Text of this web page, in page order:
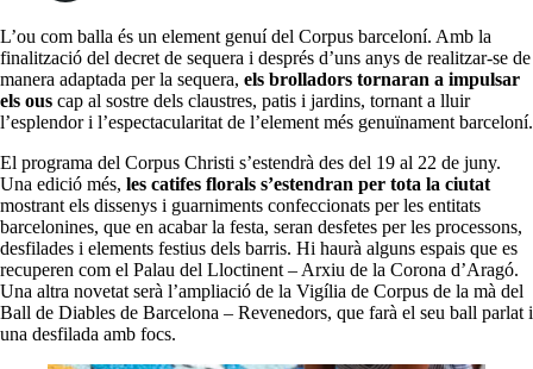
L’ou com balla és un element genuí del Corpus barceloní. Amb la
finalització del decret de sequera i després d’uns anys de realitzar-se de
manera adaptada per la sequera, els brolladors tornaran a impulsar
els ous cap al sostre dels claustres, patis i jardins, tornant a lluir
l’esplendor i l’espectacularitat de l’element més genuïnament barceloní.
El programa del Corpus Christi s’estendrà des del 19 al 22 de juny.
Una edició més, les catifes florals s’estendran per tota la ciutat
mostrant els dissenys i guarniments confeccionats per les entitats
barcelonines, que en acabar la festa, seran desfetes per les processons,
desfilades i elements festius dels barris. Hi haurà alguns espais que es
recuperen com el Palau del Lloctinent – Arxiu de la Corona d’Aragó.
Una altra novetat serà l’ampliació de la Vigília de Corpus de la mà del
Ball de Diables de Barcelona – Revenedors, que farà el seu ball parlat i
una desfilada amb focs.